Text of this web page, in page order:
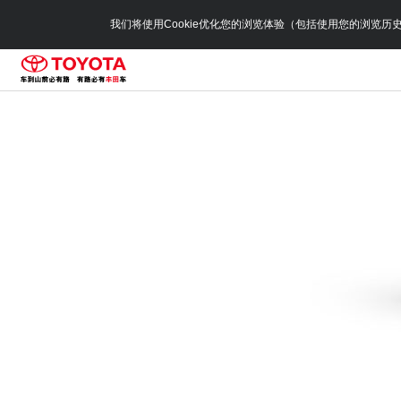
我们将使用Cookie优化您的浏览体验（包括使用您的浏览历